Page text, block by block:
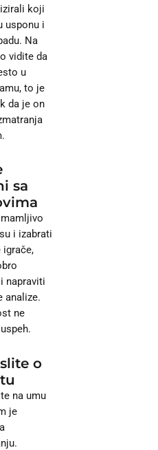
koji
usponu i
Na
vidite da
u
to je
da je on
sa
i izabrati
igrače,
napraviti
analize.
ne
o
na umu
je